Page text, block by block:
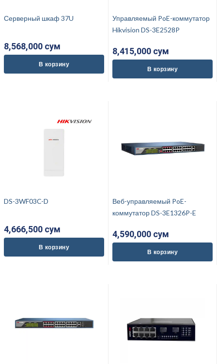
Серверный шкаф 37U
8,568,000 cум
В корзину
Управляемый PoE-коммутатор
Hikvision DS-3E2528P
8,415,000 cум
В корзину
DS-3WF03C-D
4,666,500 cум
В корзину
Веб-управляемый PoE-
коммутатор DS-3E1326P-E
4,590,000 cум
В корзину